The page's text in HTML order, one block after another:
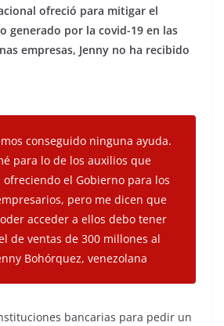
ofreció para mitigar el
generado por la covid-19 en las
empresas, Jenny no ha recibido
conseguido ninguna ayuda.
para lo de los auxilios que
ofreciendo el Gobierno para los
pero me dicen que
acceder a ellos debo tener
de ventas de 300 millones al
Bohórquez, venezolana
bancarias para pedir un